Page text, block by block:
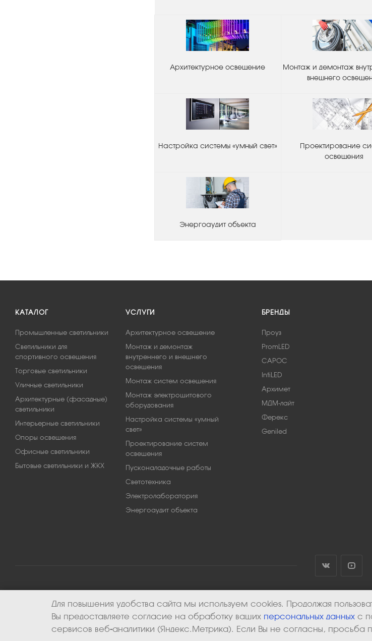
Архитектурное освещение
Монтаж и демонтаж
внешнего
Настройка системы «умный свет»
Проектирование
освещения
Энергоаудит объекта
КАТАЛОГ
Промышленные светильники
Светильники для
спортивного освещения
Торговые светильники
Уличные светильники
Архитектурные (фасадные)
светильники
Интерьерные светильники
Опоры освещения
Офисные светильники
Бытовые светильники и ЖКХ
УСЛУГИ
Архитектурное освещение
Монтаж и демонтаж
внутреннего и внешнего
освещения
Монтаж систем освещения
Монтаж электрощитового
оборудования
Настройка системы «умный
свет»
Проектирование систем
освещения
Пусконаладочные работы
Светотехника
Электролаборатория
Энергоаудит объекта
БРЕНДЫ
Проуз
PromLED
САРОС
IntiLED
Архимет
МДМ-лайт
Ферекс
Geniled
2026 © ООО «Апекс-энерго». Все права защищены.
Для повышения удобства сайта мы используем cookies. Продолжая
Вы предоставляете согласие на обработку ваших персональных данных с
сервисов веб-аналитики (Яндекс.Метрика). Если Вы не согласны, просьба